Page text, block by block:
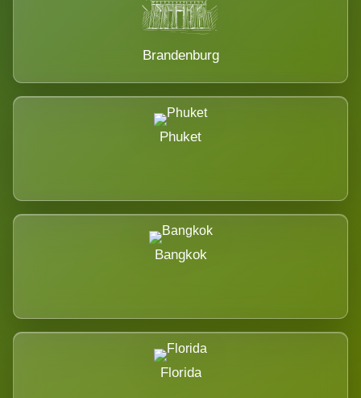
Brandenburg
Phuket
Bangkok
Florida